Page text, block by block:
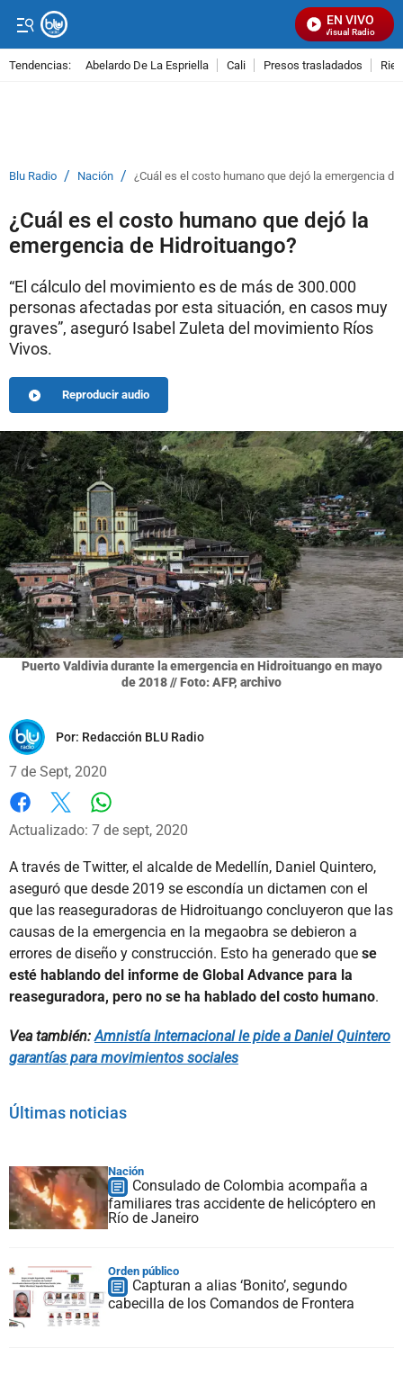
EN VIVO
Señal Visual Radio
Tendencias: Abelardo De La Espriella Cali Presos trasladados
Blu Radio / Nación / ¿Cuál es el costo humano que dejó la emergencia
¿Cuál es el costo humano que dejó la
emergencia de Hidroituango?
“El cálculo del movimiento es de más de 300.000
personas afectadas por esta situación, en casos muy
graves”, aseguró Isabel Zuleta del movimiento Ríos
Vivos.
Reproducir audio
Puerto Valdivia durante la emergencia en Hidroituango en mayo
de 2018 // Foto: AFP, archivo
Por: Redacción BLU Radio
7 de Sept, 2020
Facebook
X
Actualizado: 7 de sept, 2020
A través de Twitter, el alcalde de Medellín, Daniel Quintero,
aseguró que desde 2019 se escondía un dictamen con el
que las reaseguradoras de Hidroituango concluyeron que las
causas de la emergencia en la megaobra se debieron a
errores de diseño y construcción. Esto ha generado que se
esté hablando del informe de Global Advance para la
reaseguradora, pero no se ha hablado del costo humano.
Vea también:Amnistía Internacional le pide a Daniel Quintero
garantías para movimientos sociales
Últimas noticias
Nación
Consulado de Colombia acompaña a
familiares tras accidente de helicóptero en
Río de Janeiro
Orden público
Capturan a alias ‘Bonito’, segundo
cabecilla de los Comandos de Frontera